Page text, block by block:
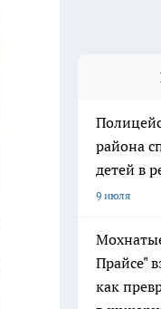
района
детей в
9 июля
Прайсе"
как